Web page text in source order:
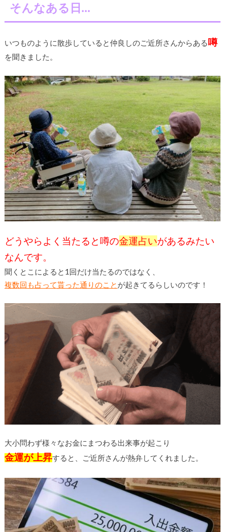
そんなある日…
いつものように散歩していると仲良しのご近所さんからある噂
を聞きました。
どうやらよく当たると噂の金運占いがあるみたい
なんです。
聞くとこによると1回だけ当たるのではなく、
複数回も占って貰った通りのこと が起きてるらしいのです！
大小問わず様々なお金にまつわる出来事が起こり
金運が上昇すると、ご近所さんが熱弁してくれました。